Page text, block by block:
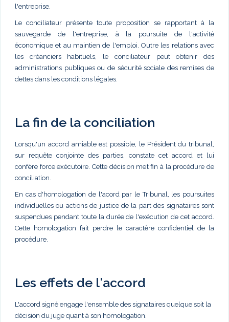
l'entreprise.
Le conciliateur présente toute proposition se rapportant à la
sauvegarde de l'entreprise, à la poursuite de l'activité
économique et au maintien de l'emploi. Outre les relations avec
les créanciers habituels, le conciliateur peut obtenir des
administrations publiques ou de sécurité sociale des remises de
dettes dans les conditions légales.
La fin de la conciliation
Lorsqu'un accord amiable est possible, le Président du tribunal,
sur requête conjointe des parties, constate cet accord et lui
confère force exécutoire. Cette décision met fin à la procédure de
conciliation.
En cas d'homologation de l'acord par le Tribunal, les poursuites
individuelles ou actions de justice de la part des signataires sont
suspendues pendant toute la durée de l'exécution de cet accord.
Cette homologation fait perdre le caractère confidentiel de la
procédure.
Les effets de l'accord
L'accord signé engage l'ensemble des signataires quelque soit la
décision du juge quant à son homologation.